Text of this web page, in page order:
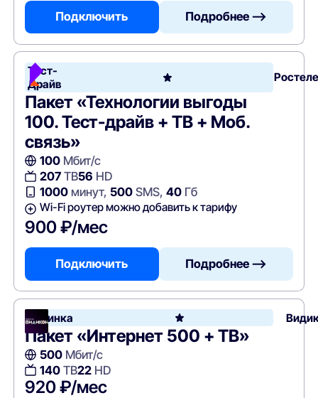
Подключить Подробнее —>
Тест-
Драйв
Пакет «Технологии выгоды
100. Тест-драйв + ТВ + Моб.
связь»
100Мбит/с
207ТВ56 HD
1000минут, 500SMS, 40Гб
Wi-Fi роутер можно добавить к тарифу
900 ₽/мес
Подключить Подробнее —>
Новинка
Пакет «Интернет 500 + ТВ»
500Мбит/с
140ТВ22HD
920 ₽/мес